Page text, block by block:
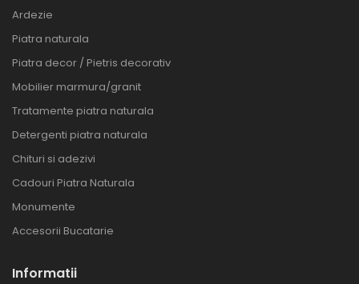
Ardezie
Piatra naturala
Piatra decor / Pietris decorativ
Mobilier marmura/granit
Tratamente piatra naturala
Detergenti piatra naturala
Chituri si adezivi
Cadouri Piatra Naturala
Monumente
Accesorii Bucatarie
Informatii